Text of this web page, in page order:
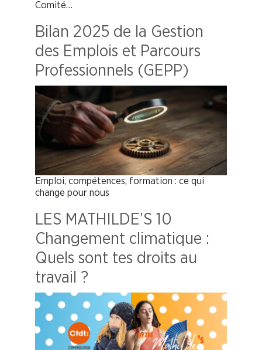
Comité…
Bilan 2025 de la Gestion
des Emplois et Parcours
Professionnels (GEPP)
Emploi, compétences, formation : ce qui
change pour nous
LES MATHILDE’S 10
Changement climatique :
Quels sont tes droits au
travail ?